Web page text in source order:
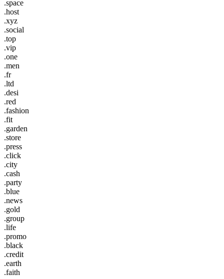
.space
.host
.xyz
.social
.top
.vip
.one
.men
.fr
.ltd
.desi
.red
.fashion
.fit
.garden
.store
.press
.click
.city
.cash
.party
.blue
.news
.gold
.group
.life
.promo
.black
.credit
.earth
.faith